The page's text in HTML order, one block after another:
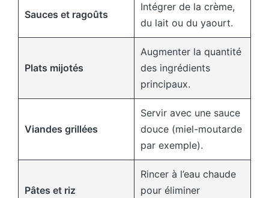
Sauces et ragoûts
Intégrer de la crème,
du lait ou du yaourt.
Plats mijotés
Augmenter la quantité
des ingrédients
principaux.
Viandes grillées
Servir avec une sauce
douce (miel-moutarde
par exemple).
Pâtes et riz
Rincer à l’eau chaude
pour éliminer